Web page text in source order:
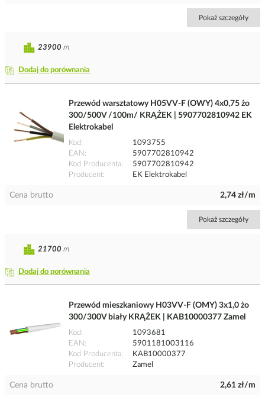
Pokaż szczegóły
Dodaj do porównania
23900 m
Przewód warsztatowy H05VV-F (OWY) 4x0,75 żo
300/500V /100m/ KRĄŻEK | 5907702810942 EK
Elektrokabel
Kod
1093755
EAN
5907702810942
Kod Producenta
5907702810942
Producent
EK Elektrokabel
Cena brutto 2,74 zł/m
Pokaż szczegóły
Dodaj do porównania
21700 m
Przewód mieszkaniowy H03VV-F (OMY) 3x1,0 żo
300/300V biały KRĄŻEK | KAB10000377 Zamel
Kod
1093681
EAN
5901181003116
Kod Producenta
KAB10000377
Producent
Zamel
Cena brutto 2,61 zł/m